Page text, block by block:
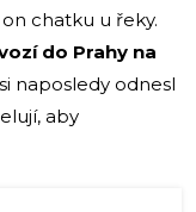
chatku u řeky.
do Prahy na
naposledy odnesl
aby